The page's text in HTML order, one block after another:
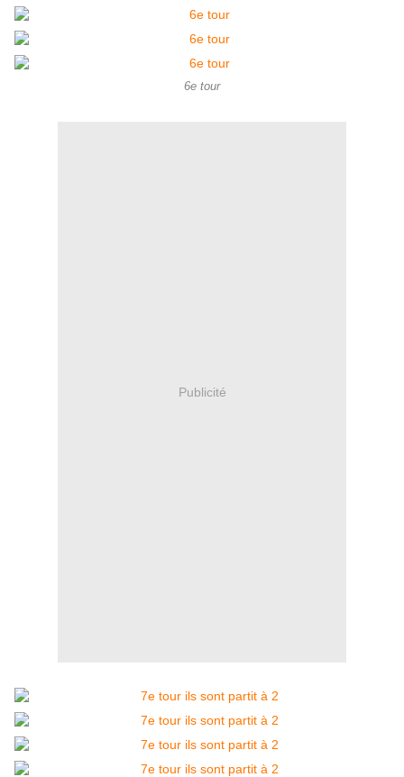
6e tour
Publicité